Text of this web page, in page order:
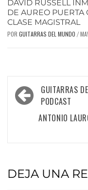
DAVID RUSSELL
DE AUREO PUERTA
CLASE MAGISTRAL
POR GUITARRAS DEL MUNDO /
GUITARRAS
PODCAST
ANTONIO
DEJA UNA